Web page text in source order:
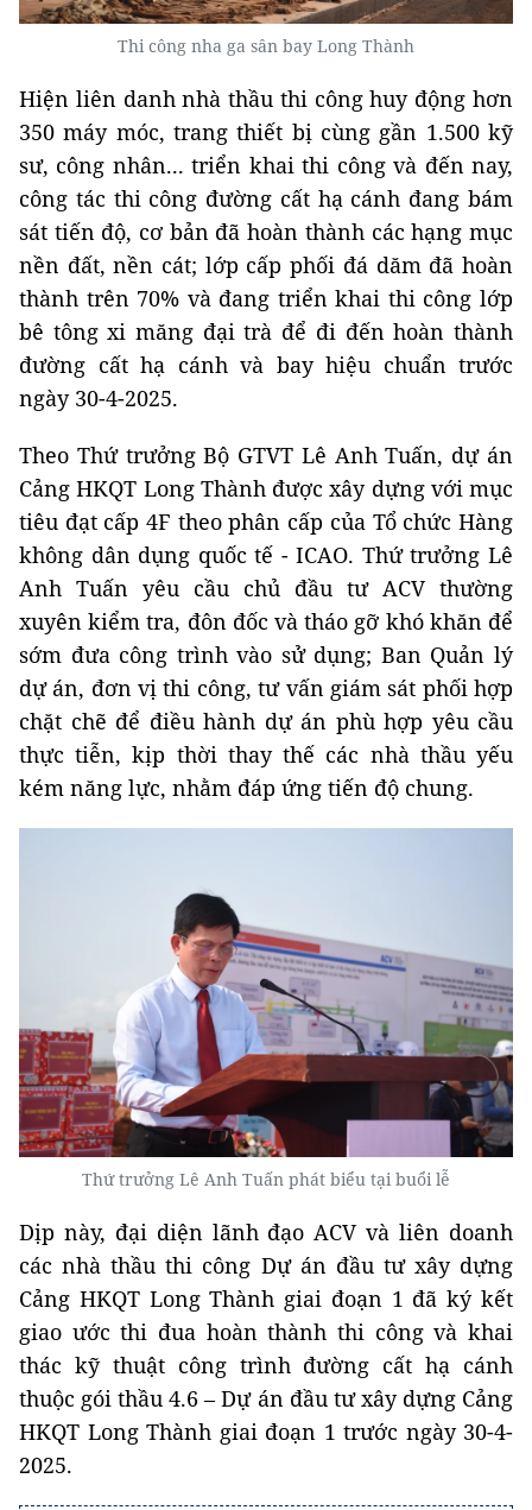
Thi công nha ga sân bay Long Thành
Hiện liên danh nhà thầu thi công huy động hơn
350 máy móc, trang thiết bị cùng gần 1.500 kỹ
sư, công nhân... triển khai thi công và đến nay,
công tác thi công đường cất hạ cánh đang bám
sát tiến độ, cơ bản đã hoàn thành các hạng mục
nền đất, nền cát; lớp cấp phối đá dăm đã hoàn
thành trên 70% và đang triển khai thi công lớp
bê tông xi măng đại trà để đi đến hoàn thành
đường cất hạ cánh và bay hiệu chuẩn trước
ngày 30-4-2025.
Theo Thứ trưởng Bộ GTVT Lê Anh Tuấn, dự án
Cảng HKQT Long Thành được xây dựng với mục
tiêu đạt cấp 4F theo phân cấp của Tổ chức Hàng
không dân dụng quốc tế - ICAO. Thứ trưởng Lê
Anh Tuấn yêu cầu chủ đầu tư ACV thường
xuyên kiểm tra, đôn đốc và tháo gỡ khó khăn để
sớm đưa công trình vào sử dụng; Ban Quản lý
dự án, đơn vị thi công, tư vấn giám sát phối hợp
chặt chẽ để điều hành dự án phù hợp yêu cầu
thực tiễn, kịp thời thay thế các nhà thầu yếu
kém năng lực, nhằm đáp ứng tiến độ chung.
Thứ trưởng Lê Anh Tuấn phát biểu tại buổi lễ
Dịp này, đại diện lãnh đạo ACV và liên doanh
các nhà thầu thi công Dự án đầu tư xây dựng
Cảng HKQT Long Thành giai đoạn 1 đã ký kết
giao ước thi đua hoàn thành thi công và khai
thác kỹ thuật công trình đường cất hạ cánh
thuộc gói thầu 4.6 – Dự án đầu tư xây dựng Cảng
HKQT Long Thành giai đoạn 1 trước ngày 30-4-
2025.